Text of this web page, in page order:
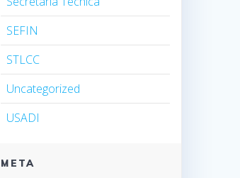
SEFIN
STLCC
Uncategorized
USADI
META